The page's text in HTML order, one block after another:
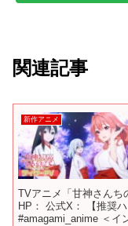
関連記事
新作アニメ
TVアニメ「甘神さんち
HP： 公式X： 【推奨
#amagami_anime ＜イ